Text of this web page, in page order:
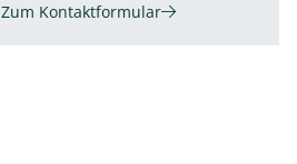
Zum Kontaktformular